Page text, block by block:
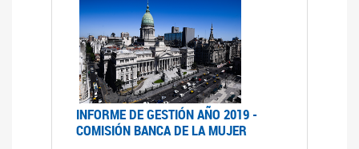
INFORME DE GESTIÓN AÑO 2019 -
COMISIÓN BANCA DE LA MUJER